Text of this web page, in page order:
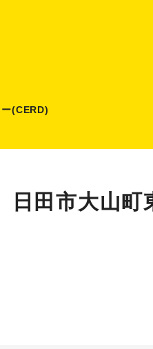
(CERD)
日田市大山